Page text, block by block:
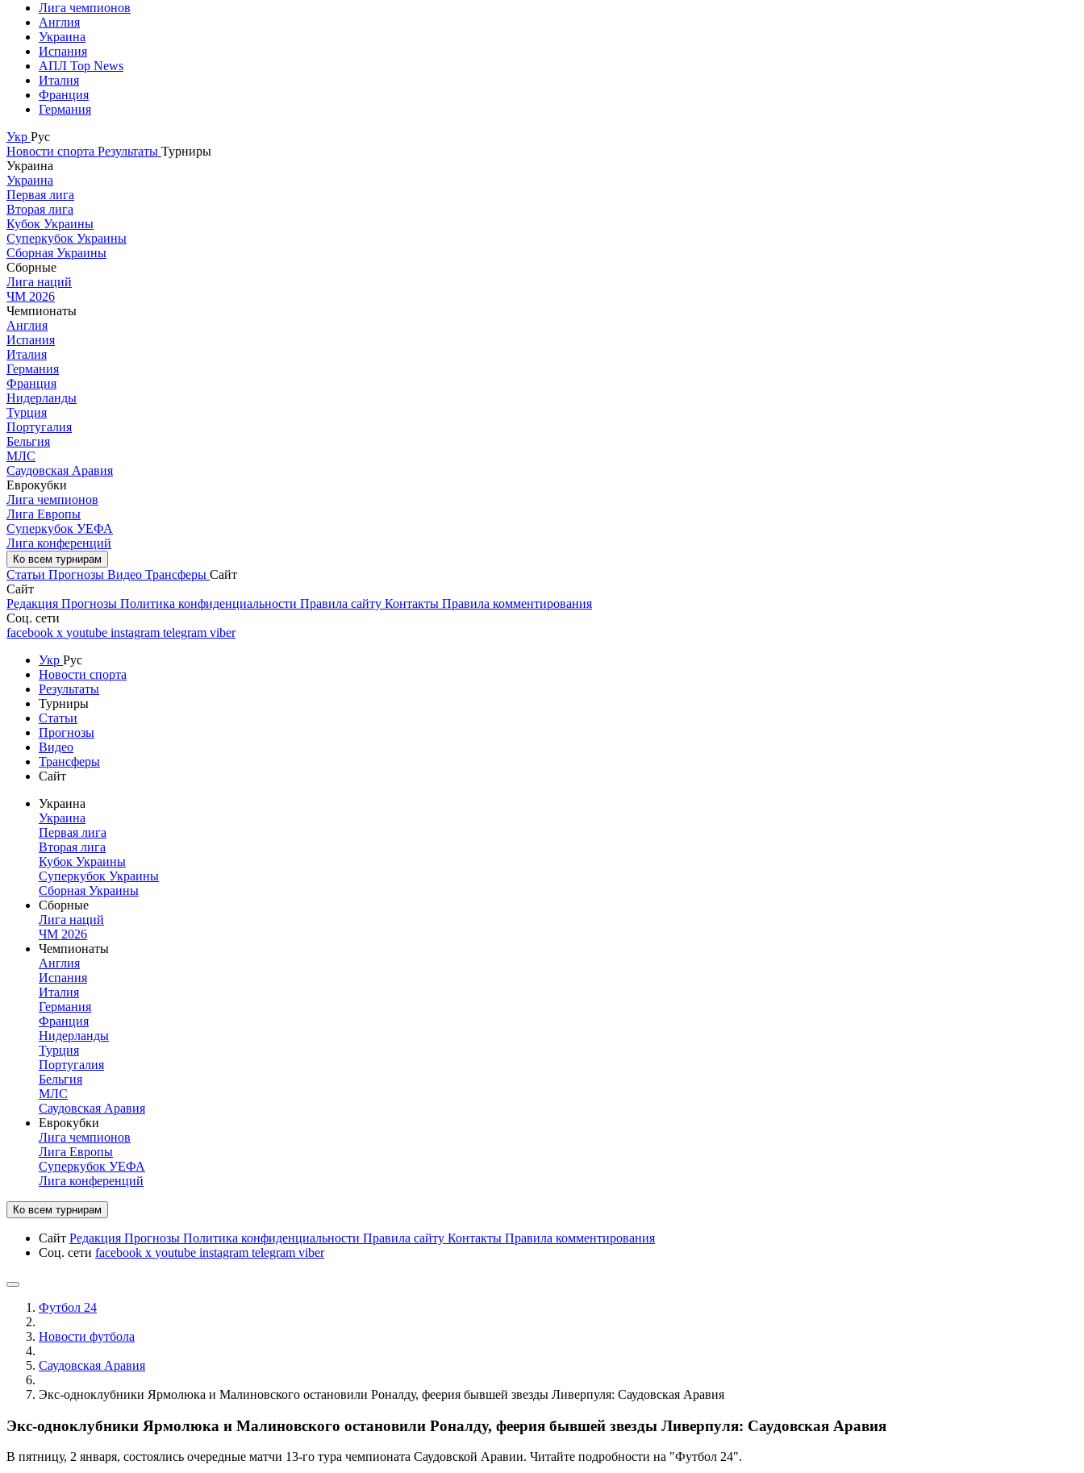
Лига чемпионов
Англия
Украина
Испания
АПЛ Top News
Италия
Франция
Германия
Укр Рус
Новости спорта Результаты Турниры
Украина
Украина
Первая лига
Вторая лига
Кубок Украины
Суперкубок Украины
Сборная Украины
Сборные
Лига наций
ЧМ 2026
Чемпионаты
Англия
Испания
Италия
Германия
Франция
Нидерланды
Турция
Португалия
Бельгия
МЛС
Саудовская Аравия
Еврокубки
Лига чемпионов
Лига Европы
Суперкубок УЕФА
Лига конференций
Ко всем турнирам
Статьи Прогнозы Видео Трансферы Сайт
Сайт
Редакция Прогнозы Политика конфиденциальности Правила сайту Контакты Правила комментирования
Соц. сети
facebook x youtube instagram telegram viber
Укр Рус
Новости спорта
Результаты
Турниры
Статьи
Прогнозы
Видео
Трансферы
Сайт
Украина
Украина
Первая лига
Вторая лига
Кубок Украины
Суперкубок Украины
Сборная Украины
Сборные
Лига наций
ЧМ 2026
Чемпионаты
Англия
Испания
Италия
Германия
Франция
Нидерланды
Турция
Португалия
Бельгия
МЛС
Саудовская Аравия
Еврокубки
Лига чемпионов
Лига Европы
Суперкубок УЕФА
Лига конференций
Ко всем турнирам
Сайт Редакция Прогнозы Политика конфиденциальности Правила сайту Контакты Правила комментирования
Соц. сети facebook x youtube instagram telegram viber
Футбол 24
Новости футбола
Саудовская Аравия
Экс-одноклубники Ярмолюка и Малиновского остановили Роналду, феерия бывшей звезды Ливерпуля: Саудовская Аравия
Экс-одноклубники Ярмолюка и Малиновского остановили Роналду, феерия бывшей звезды Ливерпуля: Саудовская Аравия
В пятницу, 2 января, состоялись очередные матчи 13-го тура чемпионата Саудовской Аравии. Читайте подробности на "Футбол 24".